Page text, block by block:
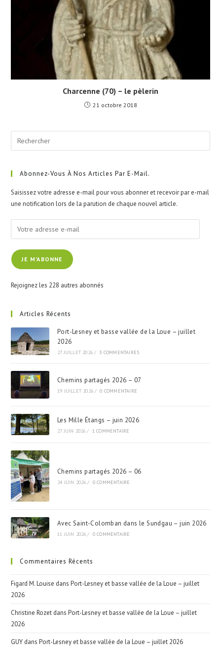
Charcenne (70) – le pèlerin
21 octobre 2018
Abonnez-Vous À Nos Articles Par E-Mail.
Saisissez votre adresse e-mail pour vous abonner et recevoir par e-mail
une notification lors de la parution de chaque nouvel article.
Votre
adresse
e-
mailJE M'ABONNE
Rejoignez les 228 autres abonnés
Articles Récents
Port-Lesney et basse vallée de la Loue – juillet
2026
27 JUILLET 2026 / 3 COMMENTAIRES
Chemins partagés 2026 – 07
19 JUILLET 2026 / 0 COMMENTAIRE
Les Mille Étangs – juin 2026
27 JUIN 2026 / 1 COMMENTAIRE
Chemins partagés 2026 – 06
24 JUIN 2026 / 0 COMMENTAIRE
Avec Saint-Colomban dans le Sundgau – juin 2026
11 JUIN 2026 / 0 COMMENTAIRE
Commentaires Récents
Figard M. Louise dansPort-Lesney et basse vallée de la Loue – juillet
2026
Christine Rozet dansPort-Lesney et basse vallée de la Loue – juillet
2026
GUY dansPort-Lesney et basse vallée de la Loue – juillet 2026